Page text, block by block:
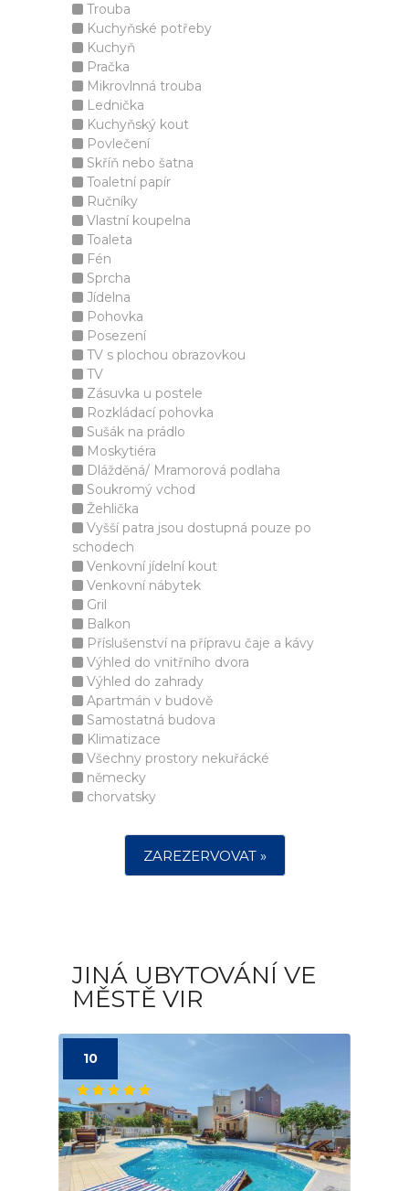
Trouba
Kuchyňské potřeby
Kuchyň
Pračka
Mikrovlnná trouba
Lednička
Kuchyňský kout
Povlečení
Skříň nebo šatna
Toaletní papír
Ručníky
Vlastní koupelna
Toaleta
Fén
Sprcha
Jídelna
Pohovka
Posezení
TV s plochou obrazovkou
TV
Zásuvka u postele
Rozkládací pohovka
Sušák na prádlo
Moskytiéra
Dlážděná/ Mramorová podlaha
Soukromý vchod
Žehlička
Vyšší patra jsou dostupná pouze po
schodech
Venkovní jídelní kout
Venkovní nábytek
Gril
Balkon
Příslušenství na přípravu čaje a kávy
Výhled do vnitřního dvora
Výhled do zahrady
Apartmán v budově
Samostatná budova
Klimatizace
Všechny prostory nekuřácké
německy
chorvatsky
ZAREZERVOVAT »
JINÁ UBYTOVÁNÍ VE
MĚSTĚ VIR
10